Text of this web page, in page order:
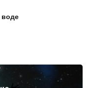
воде